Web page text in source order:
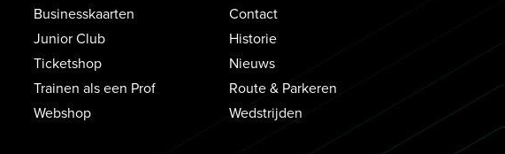
Businesskaarten
Junior Club
Ticketshop
Trainen als een Prof
Webshop
Contact
Historie
Nieuws
Route & Parkeren
Wedstrijden